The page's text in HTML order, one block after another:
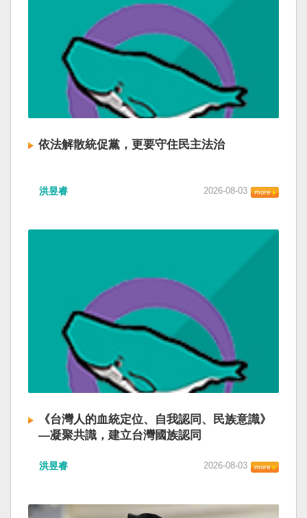
依法解散統促黨，更要守住民主法治
洪昱睿 2026-08-03
《台灣人的血統定位、自我認同、民族意識》
—凝聚共識，建立台灣國族認同
洪昱睿 2026-08-03